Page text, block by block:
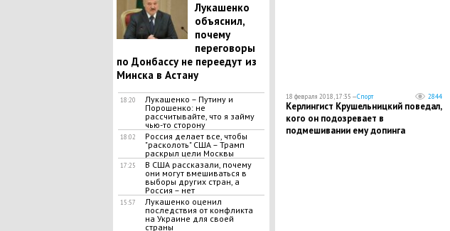
Лукашенко
объяснил,
почему
переговоры
по Донбассу не переедут из
Минска в Астану
18:20
Лукашенко – Путину и
Порошенко: не
рассчитывайте, что я займу
чью-то сторону
18:02
Россия делает все, чтобы
"расколоть" США – Трамп
раскрыл цели Москвы
17:25
В США рассказали, почему
они могут вмешиваться в
выборы других стран, а
Россия – нет
15:57
Лукашенко оценил
последствия от конфликта
на Украине для своей
страны
18 февраля 2018, 17:35 —Спорт 2844
​Керлингист Крушельницкий поведал,
кого он подозревает в
подмешивании ему допинга